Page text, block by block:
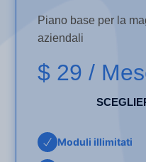
Piano base per la
aziendali
$ 29/
Moduli illimitati